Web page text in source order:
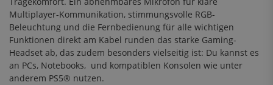
Multiplayer-Kommunikation, stimmungsvolle RGB-
Beleuchtung und die Fernbedienung für alle wichtigen
Funktionen direkt am Kabel runden das starke Gaming-
Headset ab, das zudem besonders vielseitig ist: Du kannst es
an PCs, Notebooks, und kompatiblen Konsolen wie unter
anderem PS5® nutzen.